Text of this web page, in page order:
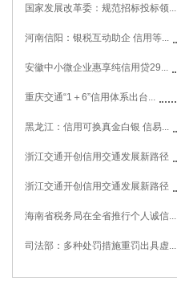
国家发展改革委：规范招标投标领...
河南信阳：银税互动助企 信用等...
安徽中小微企业惠享纯信用贷29...
重庆交通“1＋6”信用体系出台...
黑龙江：信用可换真金白银 信易...
浙江交通开创信用交通发展新路径
浙江交通开创信用交通发展新路径
海南省税务局在全省推行个人诚信...
司法部：多种处罚措施重罚出具虚...